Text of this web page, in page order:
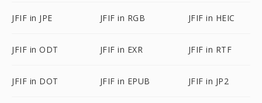
JFIF in JPE JFIF in RGB JFIF in HEIC
JFIF in ODT JFIF in EXR JFIF in RTF
JFIF in DOT JFIF in EPUB JFIF in JP2